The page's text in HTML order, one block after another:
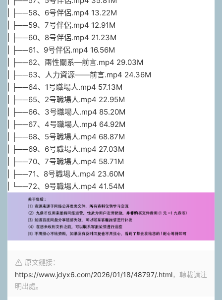
| ├──58、6号伴侶.mp4 13.22M
| ├──59、7号伴侶.mp4 12.91M
| ├──60、8号伴侶.mp4 21.23M
| ├──61、9号伴侶.mp4 16.56M
| ├──62、兩性關系—前言.mp4 29.03M
| ├──63、人力資源——前言.mp4 24.36M
| ├──64、1号職場人.mp4 57.13M
| ├──65、2号職場人.mp4 22.95M
| ├──66、3号職場人.mp4 85.20M
| ├──67、4号職場人.mp4 64.92M
| ├──68、5号職場人.mp4 68.87M
| ├──69、6号職場人.mp4 27.03M
| ├──70、7号職場人.mp4 58.71M
| ├──71、8号職場人.mp4 23.60M
| └──72、9号職場人.mp4 41.54M
原文鏈接：
https://www.jdyx6.com/2026/01/18/48797/.html，轉載請注
明出處。